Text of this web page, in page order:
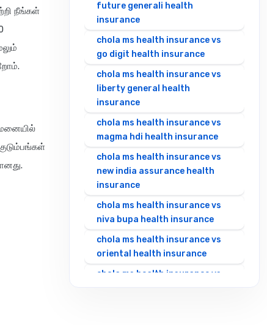
நீங்கள்
future generali health
insurance
chola ms health insurance vs
go digit health insurance
chola ms health insurance vs
liberty general health
insurance
chola ms health insurance vs
magma hdi health insurance
chola ms health insurance vs
new india assurance health
insurance
chola ms health insurance vs
niva bupa health insurance
chola ms health insurance vs
oriental health insurance
chola ms health insurance vs